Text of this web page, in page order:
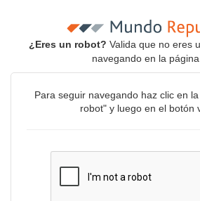
¿Eres un robot? Valida que no eres
navegando en la página
Para seguir navegando haz clic en
robot" y luego en el botón